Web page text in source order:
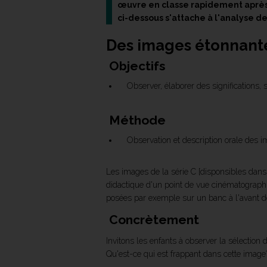
œuvre en classe rapidement
ci-dessous s'attache à l'analyse
Des images
Objectifs
Observer, élaborer des significations,
Méthode
Observation et description orale des
Les images de la série C [disponsibles
didactique d'un point de vue
posées par exemple sur un banc à l'avant
Concrètement
Invitons les enfants à observer la
Qu'est-ce qui est frappant dans cette